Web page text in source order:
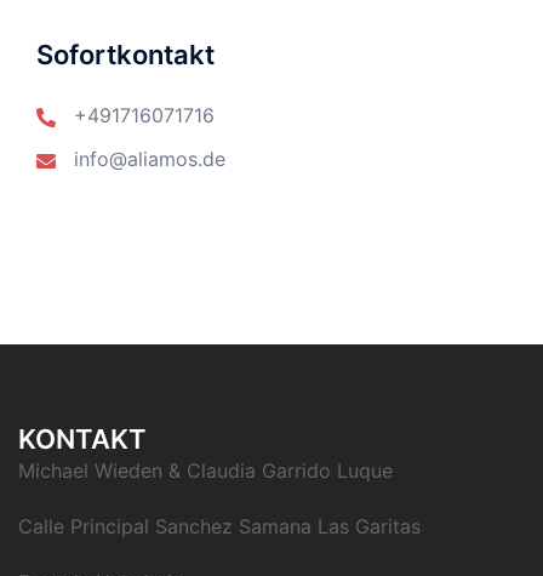
Sofortkontakt
+491716071716
info@aliamos.de
KONTAKT
Michael Wieden & Claudia Garrido Luque
Calle Principal Sanchez Samana Las Garitas